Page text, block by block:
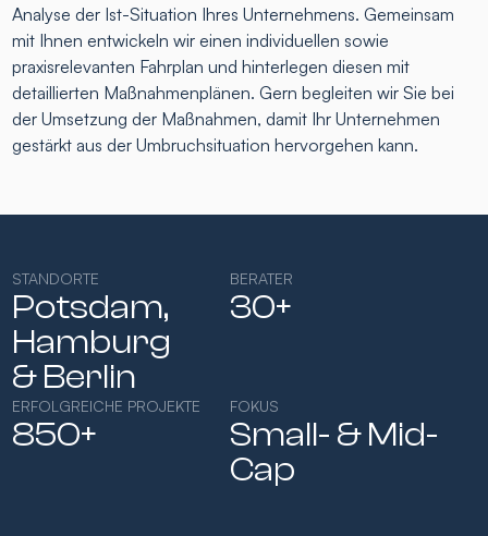
Analyse der Ist-Situation Ihres Unternehmens. Gemeinsam
mit Ihnen entwickeln wir einen individuellen sowie
praxisrelevanten Fahrplan und hinterlegen diesen mit
detaillierten Maßnahmenplänen. Gern begleiten wir Sie bei
der Umsetzung der Maßnahmen, damit Ihr Unternehmen
gestärkt aus der Umbruchsituation hervorgehen kann.
STANDORTE
Potsdam,
Hamburg​
& Berlin
BERATER
30+
ERFOLGREICHE PROJEKTE
850+
FOKUS
Small- & Mid-
Cap​